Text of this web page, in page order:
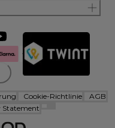
Cookie-Richtlinie
AGB
Statement